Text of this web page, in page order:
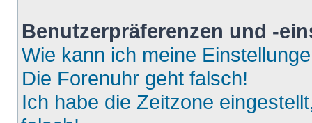
Benutzerpräferenzen und -
Wie kann ich meine
Die Forenuhr geht falsch!
Ich habe die Zeitzone